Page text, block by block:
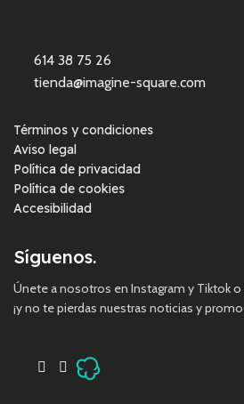
614 38 75 26
tienda@imagine-square.com
Términos y condiciones
Aviso legal
Política de privacidad
Política de cookies
Accesibilidad
Síguenos.
Únete a nosotros en Instagram y Tiktok o
¡y no te pierdas nuestras noticias y